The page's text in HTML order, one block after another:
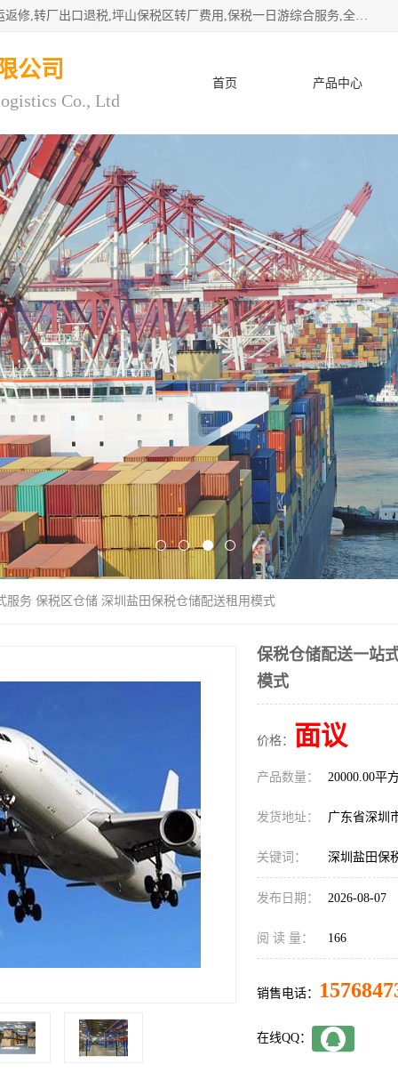
深圳市子扬国际物流有限公司专注深圳保税区转厂,保税区退运返修,转厂出口退税,坪山保税区转厂费用,保税一日游综合服务,全程托管，公司是严格按照“专业化定位、综合化经营、差异化发展”的经营思路建立的现代第三方物流，在通关业务、保税区仓储、退运返修、供应链金融方面具有较强的竞争优势。公司秉承“高效专业、服务客户、创新发展”的经营理念，已发展成为国内外知名企业的战略合作商。
公司
Co., Ltd
首页 产品中心
务 保税区仓储 深圳盐田保税仓储配送租用模式
保税仓储配送一站
模式
价格： 面议
产品数量： 20000.00平
发货地址： 广东省深
关键词： 深圳盐田保
发布日期： 2026-08-07
阅 读 量： 166
销售电话：
在线QQ：